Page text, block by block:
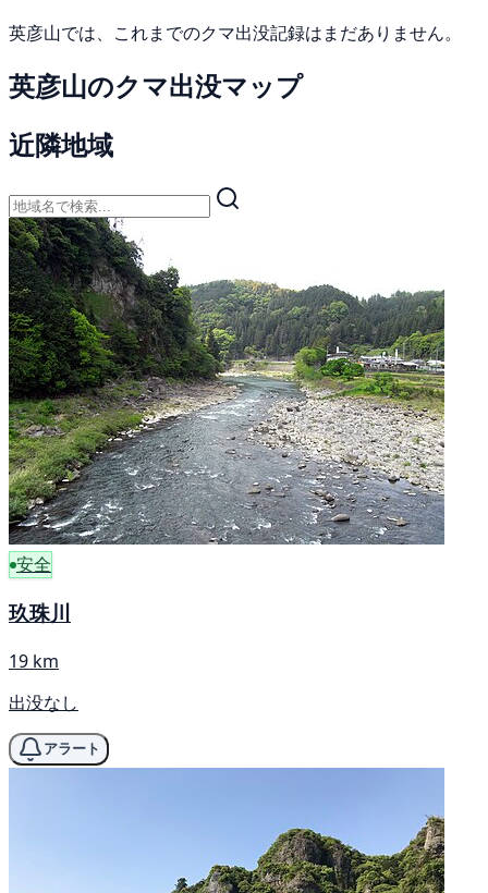
英彦山では、これまでのクマ出没記録はまだありません。
英彦山のクマ出没マップ
近隣地域
安全
玖珠川
19 km
出没なし
アラート